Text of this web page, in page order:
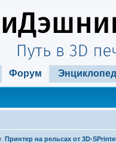
Форум
Принтер на рельсах от 3D-